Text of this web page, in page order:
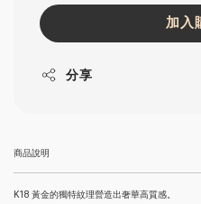
加入
分享
商品說明
K18 黃金的獨特紋理營造出奢華高質感。